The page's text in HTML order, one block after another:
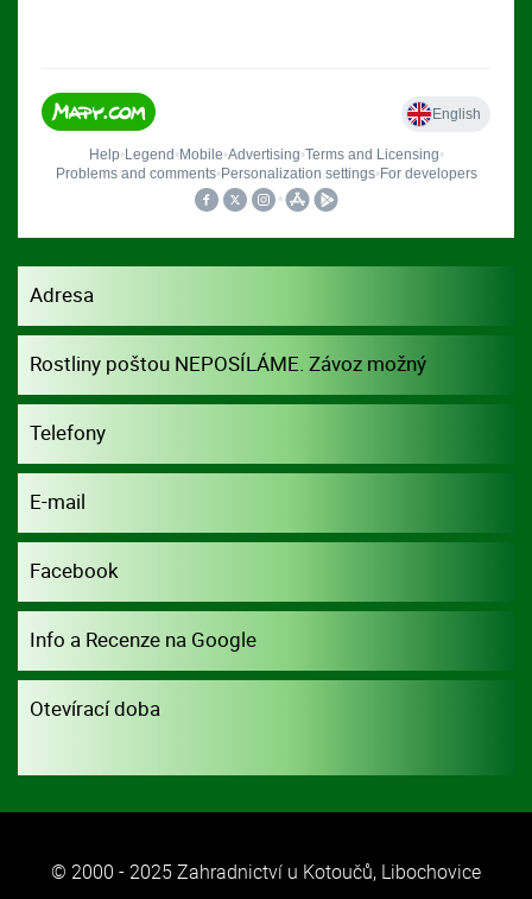
Adresa
Rostliny poštou NEPOSÍLÁME. Závoz možný
dohodou.
Telefony
E-mail
Facebook
Info a Recenze na Google
Otevírací doba
© 2000 - 2025 Zahradnictví u Kotoučů, Libochovice